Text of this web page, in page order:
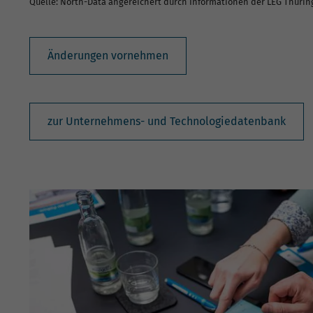
Änderungen vornehmen
zur Unternehmens- und Technologiedatenbank